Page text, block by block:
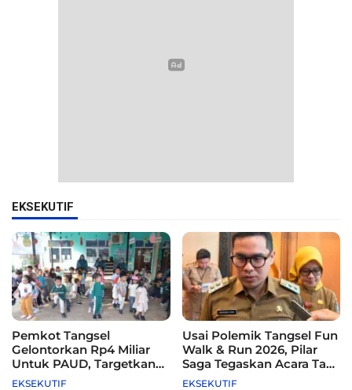
EKSEKUTIF
Pemkot Tangsel
Gelontorkan Rp4 Miliar
Untuk PAUD, Targetkan
115 Sekolah
EKSEKUTIF
Usai Polemik Tangsel Fun
Walk & Run 2026, Pilar
Saga Tegaskan Acara Tak
Difasilitasi Pemkot
EKSEKUTIF